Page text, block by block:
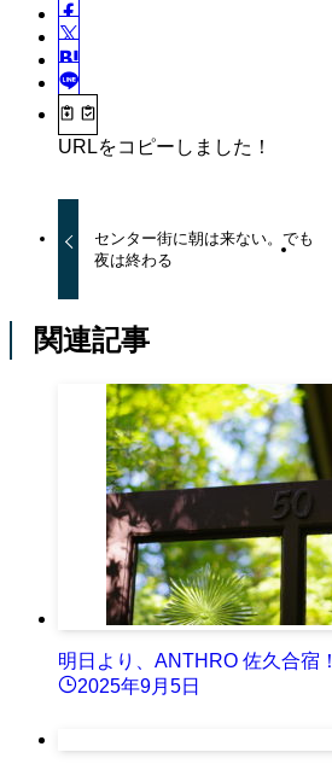
URLをコピーしました！
センター街に朝は来ない。でも
夜は終わる
関連記事
明日より、ANTHRO 佐久合宿！
2025年9月5日